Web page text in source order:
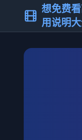
想免费
用说明